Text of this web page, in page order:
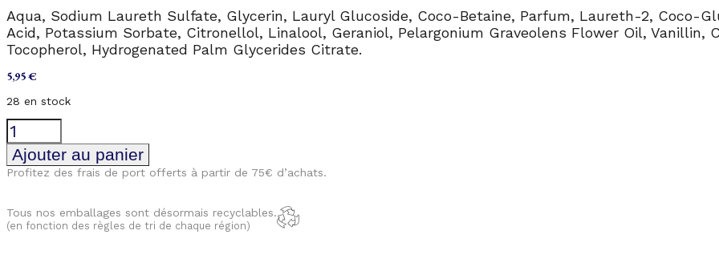
Aqua, Sodium Laureth Sulfate, Glycerin, Lauryl Glucoside, Coco-Betaine, Parfum, Laureth-2, Coco-
Acid, Potassium Sorbate, Citronellol, Linalool, Geraniol, Pelargonium Graveolens Flower Oil, Vanillin,
Tocopherol, Hydrogenated Palm Glycerides Citrate.
5,95€
28 en stock
quantité
de
Gel
douche
Sirop
Ajouter au panier
Profitez des frais de port offerts à partir de 75€ d’achats.
Tous nos emballages sont désormais recyclables.
(en fonction des règles de tri de chaque région)